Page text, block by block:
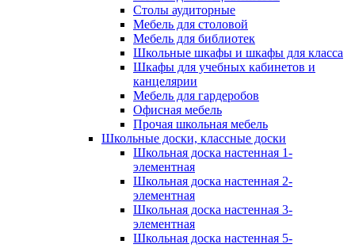
Столы аудиторные
Мебель для столовой
Мебель для библиотек
Школьные шкафы и шкафы для класса
Шкафы для учебных кабинетов и
канцелярии
Мебель для гардеробов
Офисная мебель
Прочая школьная мебель
Школьные доски, классные доски
Школьная доска настенная 1-
элементная
Школьная доска настенная 2-
элементная
Школьная доска настенная 3-
элементная
Школьная доска настенная 5-